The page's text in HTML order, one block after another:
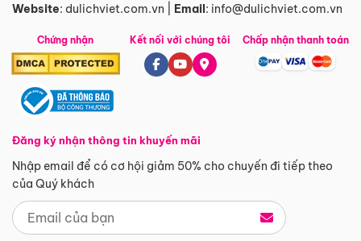
Website: dulichviet.com.vn Email: info@dulichviet.com.vn
Chứng nhận
Đăng ký nhận thông tin khuyến mãi
Nhập email để có cơ hội giảm 50% cho chuyến đi tiếp theo
của Quý khách
Kết nối với chúng tôi Chấp nhận thanh toán